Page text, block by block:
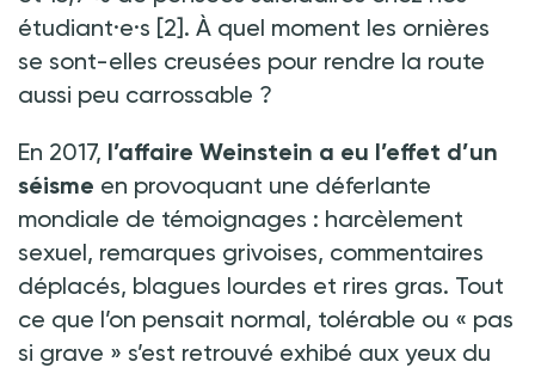
étudiant·e·s [2]. À quel moment les ornières
se sont-elles creusées pour rendre la route
aussi peu carrossable ?
En 2017, l’affaire Weinstein a eu l’effet d’un
séisme en provoquant une déferlante
mondiale de témoignages : harcèlement
sexuel, remarques grivoises, commentaires
déplacés, blagues lourdes et rires gras. Tout
ce que l’on pensait normal, tolérable ou « pas
si grave » s’est retrouvé exhibé aux yeux du